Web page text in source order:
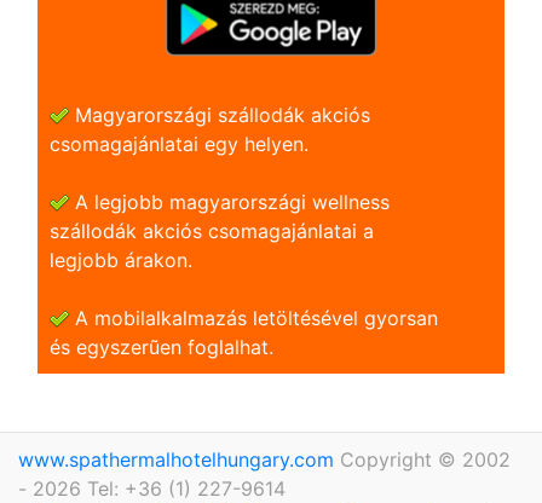
Magyarországi szállodák akciós
csomagajánlatai egy helyen.
A legjobb magyarországi wellness
szállodák akciós csomagajánlatai a
legjobb árakon.
A mobilalkalmazás letöltésével gyorsan
és egyszerũen foglalhat.
www.spathermalhotelhungary.com Copyright © 2002
- 2026 Tel: +36 (1) 227-9614